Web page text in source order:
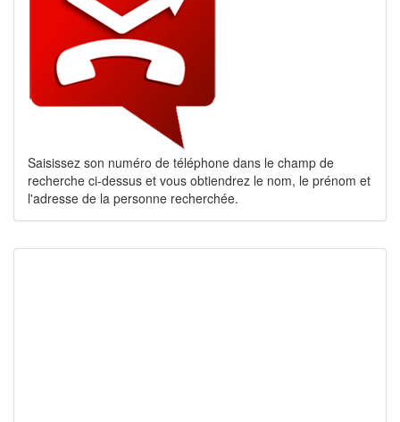
Saisissez son numéro de téléphone dans le champ de
recherche ci-dessus et vous obtiendrez le nom, le prénom et
l'adresse de la personne recherchée.